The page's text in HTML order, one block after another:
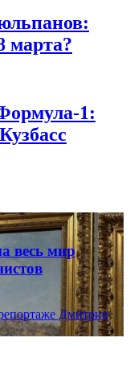
марта?
1:
весь мир
Дмитрия